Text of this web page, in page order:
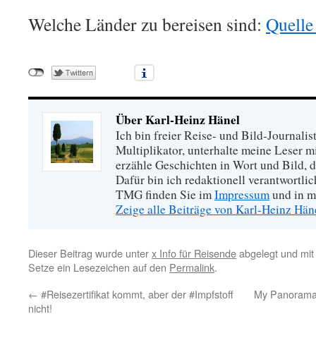
Welche Länder zu bereisen sind:
Über Karl-Heinz Hänel
Ich bin freier Reise- und Bild-
Multiplikator, unterhalte meine Leser
erzähle Geschichten in Wort und Bild,
Dafür bin ich redaktionell
TMG finden Sie imImpressumund in
Zeige alle Beiträge von Karl-Heinz
Dieser Beitrag wurde unterx Info für Reisendeabgelegt und mit
Setze ein Lesezeichen auf den Permalink.
← #Reisezertifikat kommt, aber der #Impfstoff
nicht!
My